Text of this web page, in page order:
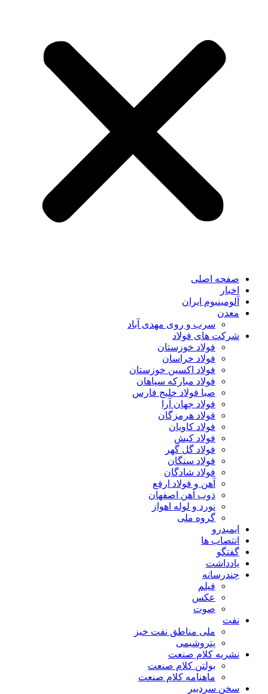
صفحه اصلی
اخبار
آلومینیوم ایران
معدن
سرب و روی مهدی آباد
شرکت های فولاد
فولاد خوزستان
فولاد خراسان
فولاد اکسین خوزستان
فولاد مبارکه سپاهان
صبا فولاد خلیج فارس
فولاد جهان آرا
فولاد هرمزگان
فولاد کاویان
فولاد کیش
فولاد گل گهر
فولاد سنگان
فولاد شادگان
آهن و فولاد ارفع
ذوب آهن اصفهان
نورد و لوله اهواز
گروه ملی
ایمیدرو
انتصاب ها
گفتگو
یادداشت
چندرسانه
فیلم
عکس
صوت
نفت
ملی مناطق نفت خیز
پتروشیمی
نشریه کلام صنعت
بولتن کلام صنعت
ماهنامه کلام صنعت
سخن سردبیر